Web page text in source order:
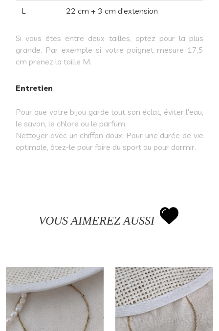
L 22 cm + 3 cm d’extension
Si vous êtes entre deux tailles, optez pour la plus
grande. Par exemple si votre poignet mesure 17,5
cm prenez la taille M.
Entretien
Pour que votre bijou garde tout son éclat, éviter l'eau,
le savon, le chlore ou le parfum.
Nettoyer avec un chiffon doux. Pour une durée de vie
optimale, ôtez-le pour faire du sport ou pour dormir.
VOUS AIMEREZ AUSSI